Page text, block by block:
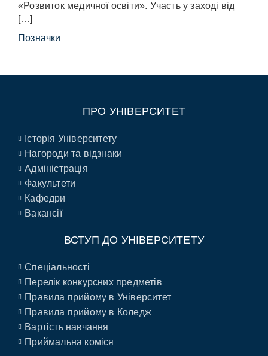
«Розвиток медичної освіти». Участь у заході від
[…]
Позначки
ПРО УНІВЕРСИТЕТ
Історія Університету
Нагороди та відзнаки
Адміністрація
Факультети
Кафедри
Вакансії
ВСТУП ДО УНІВЕРСИТЕТУ
Спеціальності
Перелік конкурсних предметів
Правила прийому в Університет
Правила прийому в Коледж
Вартість навчання
Приймальна коміся